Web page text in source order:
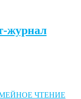
ЧТЕНИЕ